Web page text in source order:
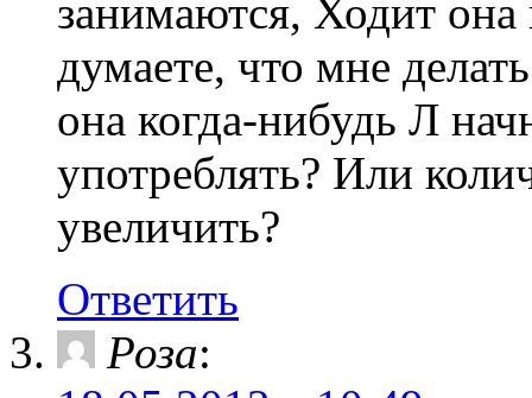
занимаются, Ходит
думаете, что мне
она когда-нибудь Л
употреблять? Или
увеличить?
Ответить
Роза: